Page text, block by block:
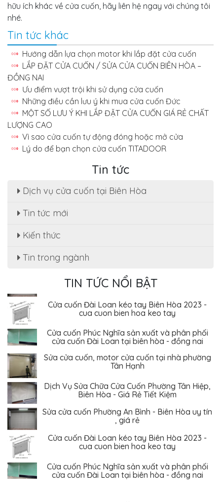
hữu ích khác về cửa cuốn, hãy liên hệ ngay với chúng tôi
nhé.
Tin tức khác
Hướng dẫn lựa chọn motor khi lắp đặt cửa cuốn
LẮP ĐẶT CỬA CUỐN / SỬA CỬA CUỐN BIÊN HÒA –
ĐỒNG NAI
Ưu điểm vượt trội khi sử dụng cửa cuốn
Những điều cần lưu ý khi mua cửa cuốn Đức
MỘT SỐ LƯU Ý KHI LẮP ĐẶT CỬA CUỐN GIÁ RẺ CHẤT
LƯỢNG CAO
Vì sao cửa cuốn tự động đóng hoặc mở cửa
Lý do để bạn chọn cửa cuốn TITADOOR
Tin tức
Dịch vụ cửa cuốn tại Biên Hòa
Tin tức mới
Kiến thức
Tin trong ngành
TIN TỨC NỔI BẬT
Sửa cửa cuốn, motor cửa cuốn tại nhà phường
Dịch Vụ Sửa Chữa Cửa Cuốn Phường Tân Hiệp,
Sửa cửa cuốn Phường An Bình - Biên Hòa uy tín
Cửa cuốn Đài Loan kéo tay Biên Hòa 2023 -
Cửa cuốn Phúc Nghĩa sản xuất và phân phối
Sửa cửa cuốn, motor cửa cuốn tại nhà phường
Dịch Vụ Sửa Chữa Cửa Cuốn Phường Tân Hiệp,
Sửa cửa cuốn Phường An Bình - Biên Hòa uy tín
Cửa cuốn Đài Loan kéo tay Biên Hòa 2023 -
Cửa cuốn Phúc Nghĩa sản xuất và phân phối